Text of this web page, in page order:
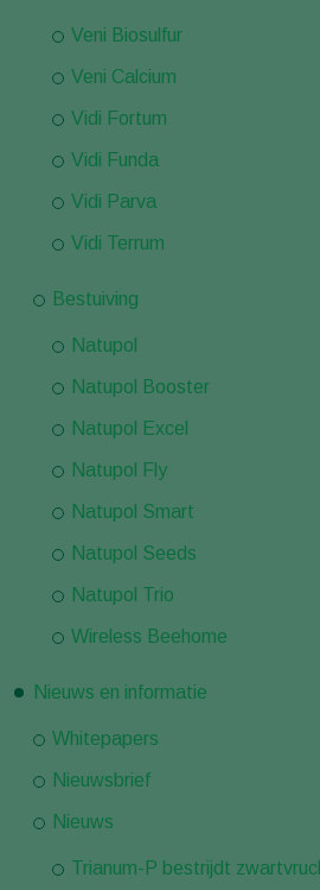
Veni Biosulfur
Veni Calcium
Vidi Fortum
Vidi Funda
Vidi Parva
Vidi Terrum
Bestuiving
Natupol
Natupol Booster
Natupol Excel
Natupol Fly
Natupol Smart
Natupol Seeds
Natupol Trio
Wireless Beehome
Nieuws en informatie
Whitepapers
Nieuwsbrief
Nieuws
Trianum-P bestrijdt